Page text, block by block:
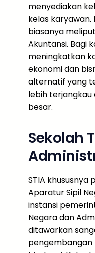
menyediakan
kelas
biasanya
Akuntansi. Bagi
meningkatkan
ekonomi dan
alternatif yang
lebih terjangkau
besar.
Sekolah
STIA khususnya
Aparatur Sipil
instansi
Negara dan
ditawarkan
pengembangan